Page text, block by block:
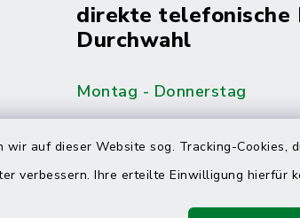
wir auf dieser Website sog. Tracking-
verbessern. Ihre erteilte Einwilligung hierfür
direkte telefonische
Durchwahl
Montag - Donnerstag
Freitag